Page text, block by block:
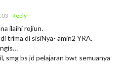
- Reply
ilaihi rojiun.
trima di sisiNya- amin2 YRA.
smg bs jd pelajaran bwt semuanya